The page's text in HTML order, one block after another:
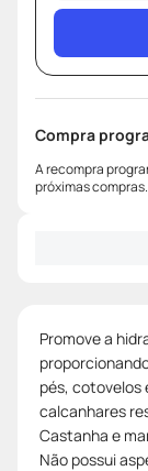
Compra
A recompra
próximas compras.
Promove a
pés, cotovelos
calcanhares
Castanha e
Não possui